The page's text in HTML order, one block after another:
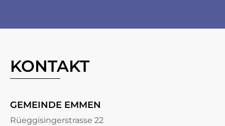
KONTAKT
GEMEINDE EMMEN
Rüeggisingerstrasse 22